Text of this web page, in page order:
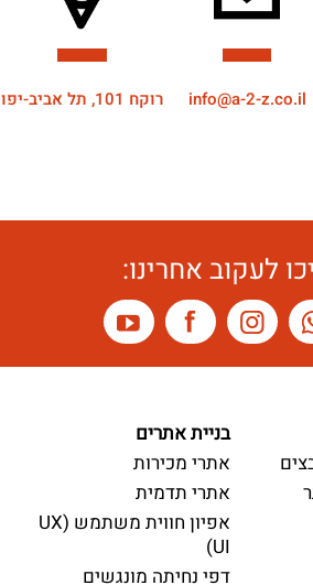
info@a-2-z.co.il רוקח 101, תל אביב-יפו
לעקוב אחרינו:
בניית אתרים
אתרי מכירות
אתרי תדמית
אפיון חווית משתמש (UX
UI)
דפי נחיתה מונגשים